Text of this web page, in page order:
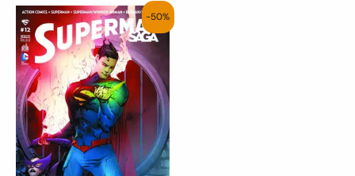
-50%
Le
prix
initial
était :
6.00€.
Le
prix
actuel
est :
3.00€.